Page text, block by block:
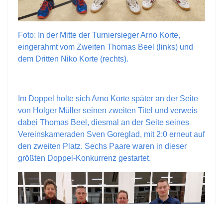
Foto: In der Mitte der Turniersieger Arno Korte,
eingerahmt vom Zweiten Thomas Beel (links) und
dem Dritten Niko Korte (rechts).
Im Doppel holte sich Arno Korte später an der Seite
von Holger Müller seinen zweiten Titel und verweis
dabei Thomas Beel, diesmal an der Seite seines
Vereinskameraden Sven Goreglad, mit 2:0 erneut auf
den zweiten Platz. Sechs Paare waren in dieser
größten Doppel-Konkurrenz gestartet.